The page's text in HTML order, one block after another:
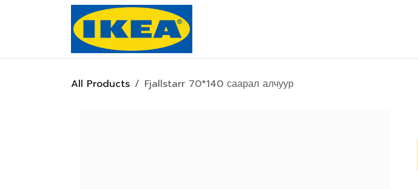
Skip to Content
All Products Fjallstarr 70*140 саарал алчуур